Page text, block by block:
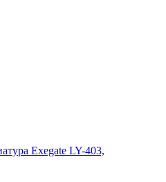
Exegate LY-403,